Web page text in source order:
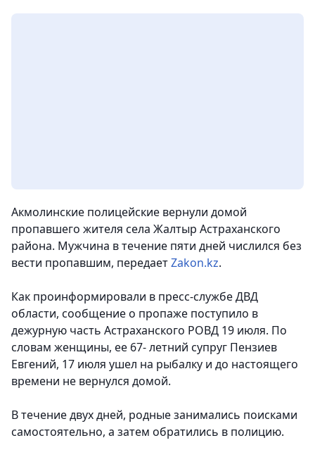
Акмолинские полицейские вернули домой
пропавшего жителя села Жалтыр Астраханского
района. Мужчина в течение пяти дней числился без
вести пропавшим, передаетZakon.kz.
Как проинформировали в пресс-службе ДВД
области, сообщение о пропаже поступило в
дежурную часть Астраханского РОВД 19 июля. По
словам женщины, ее 67- летний супруг Пензиев
Евгений, 17 июля ушел на рыбалку и до настоящего
времени не вернулся домой.
В течение двух дней, родные занимались поисками
самостоятельно, а затем обратились в полицию.